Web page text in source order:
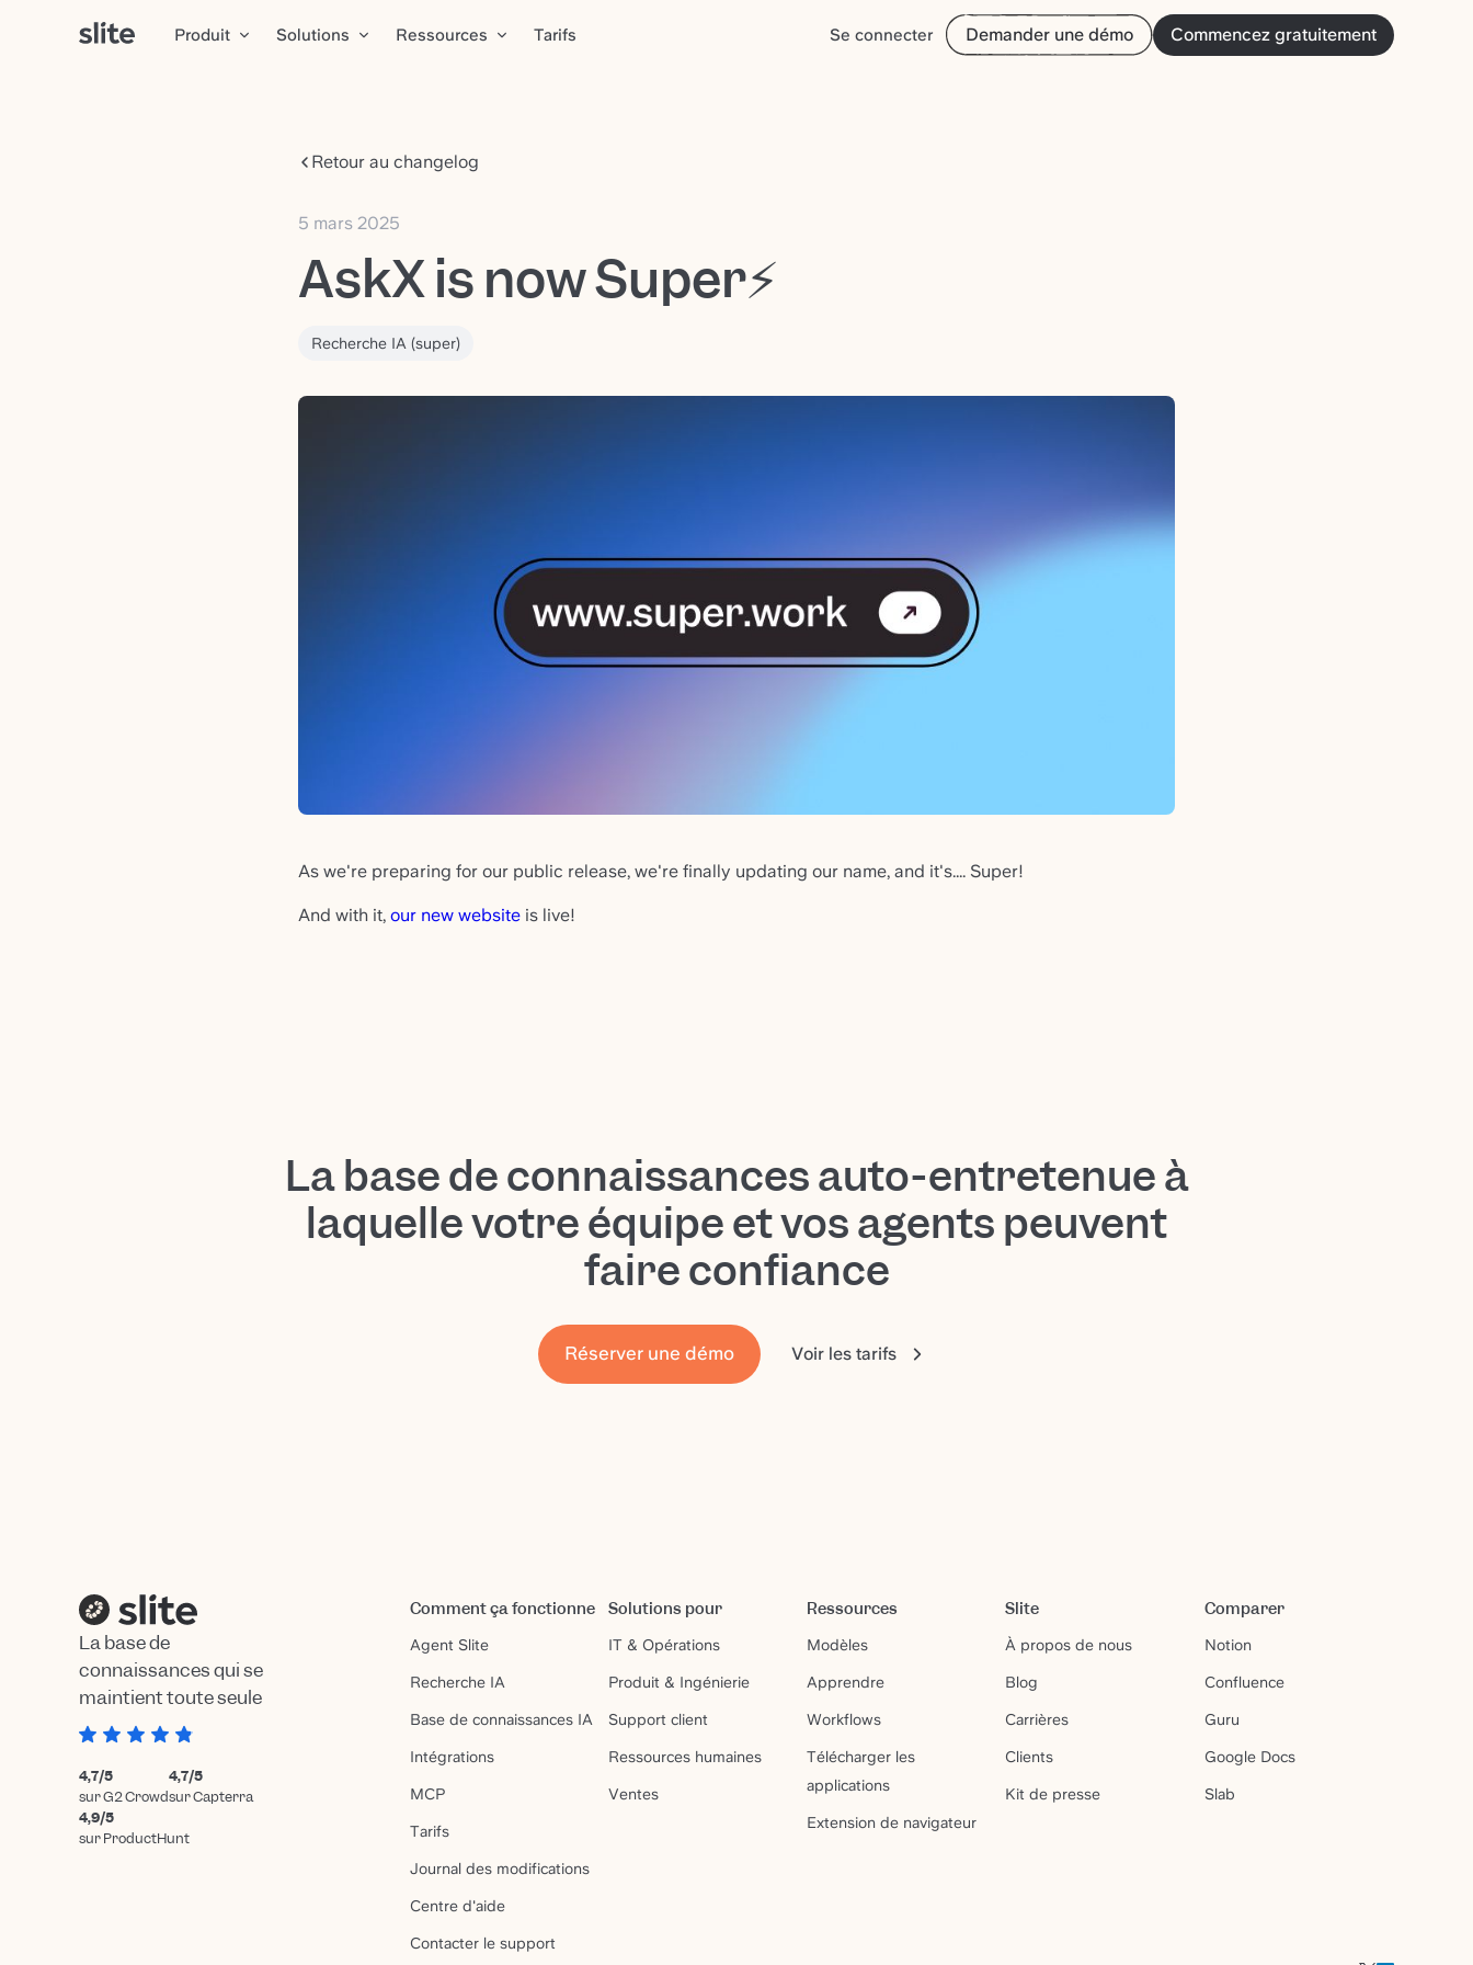
Produit Solutions Ressources Tarifs Se connecter Demander une démo Commencez gratuitement
Retour au changelog
5 mars 2025
AskX is now Super⚡
Recherche IA (super)
As we're preparing for our public release, we're finally updating our name, and it's.... Super!
And with it, our new website is live!
La base de connaissances auto-entretenue à
laquelle votre équipe et vos agents peuvent
faire confiance
Réserver une démo Voir les tarifs
La base de
connaissances qui se
maintient toute seule
4,7/5
sur G2 Crowd
4,7/5
sur Capterra
4,9/5
sur ProductHunt
Comment ça fonctionne
Agent Slite
Recherche IA
Base de connaissances IA
Intégrations
MCP
Tarifs
Journal des modifications
Centre d'aide
Contacter le support
Solutions pour
IT & Opérations
Produit & Ingénierie
Support client
Ressources humaines
Ventes
Ressources
Modèles
Apprendre
Workflows
Télécharger les
applications
Extension de navigateur
Slite
À propos de nous
Blog
Carrières
Clients
Kit de presse
Comparer
Notion
Confluence
Guru
Google Docs
Slab